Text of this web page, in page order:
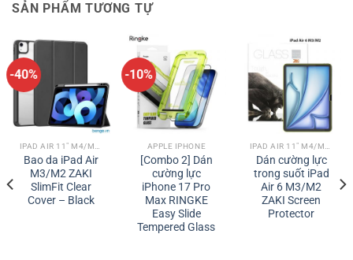
SẢN PHẨM TƯƠNG TỰ
-40%
IPAD AIR 11" M4/M3/M2
Bao da iPad Air
M3/M2 ZAKI
SlimFit Clear
Cover – Black
-10%
APPLE IPHONE
[Combo 2] Dán
cường lực
iPhone 17 Pro
Max RINGKE
Easy Slide
Tempered Glass
IPAD AIR 11" M4/M3/M2
Dán cường lực
trong suốt iPad
Air 6 M3/M2
ZAKI Screen
Protector